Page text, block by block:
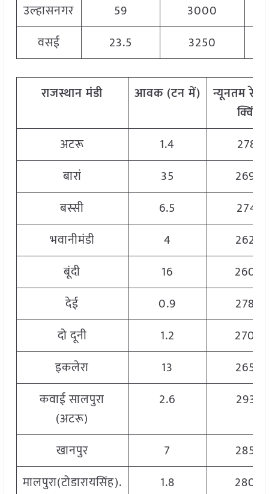
उल्हासनगर
59
3000
वसई
23.5 3250
राजस्थान मंडी आवक(टनमें) न्यूनतमरेट
क्विं
अटरू
1.4
2781
बारां
35
2690
बस्सी
6.5
2741
भवानीमंडी
4
2620
बूंदी
16
2600
देई
0.9
2780
दो दूनी
1.2
2700
इकलेरा
13
2650
कवाई सालपुरा
(अटरू)
2.6 2938
खानपुर 7
2850
मालपुरा(टोडारायसिंह).
1.8 2800